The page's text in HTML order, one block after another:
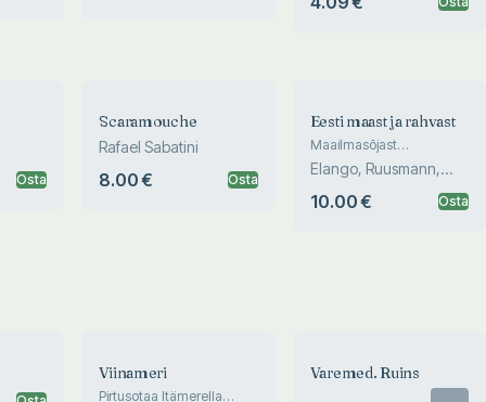
Society
Osta
Scaramouche
Rafael Sabatini
8.00 € Osta
Eesti maast ja rahvast
Maailmasõjast
maailmasõjani
Elango, Ruusmann,
10.00 € Osta
Viinameri
Pirtusotaa Itämerella
Varemed. Ruins